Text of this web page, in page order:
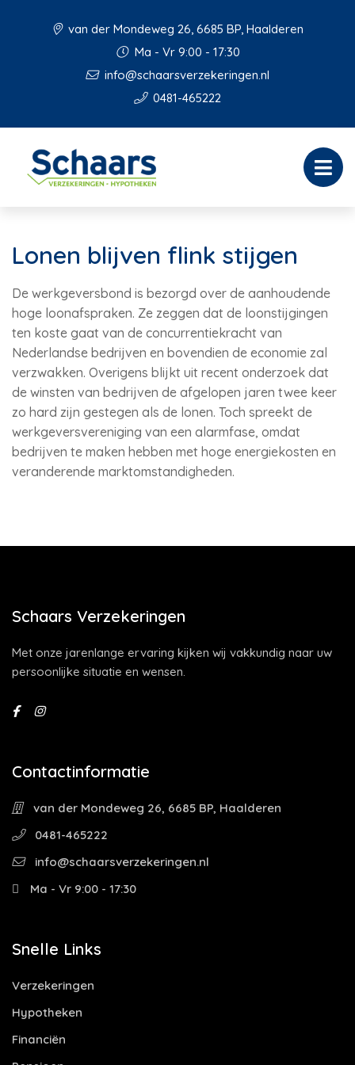
van der Mondeweg 26, 6685 BP, Haalderen
Ma - Vr 9:00 - 17:30
info@schaarsverzekeringen.nl
0481-465222
Lonen blijven flink stijgen
De werkgeversbond is bezorgd over de aanhoudende
hoge loonafspraken. Ze zeggen dat de loonstijgingen
ten koste gaat van de concurrentiekracht van
Nederlandse bedrijven en bovendien de economie zal
verzwakken. Overigens blijkt uit recent onderzoek dat
de winsten van bedrijven de afgelopen jaren twee keer
zo hard zijn gestegen als de lonen. Toch spreekt de
werkgeversvereniging van een alarmfase, omdat
bedrijven te maken hebben met hoge energiekosten en
veranderende marktomstandigheden.
Schaars Verzekeringen
Met onze jarenlange ervaring kijken wij vakkundig naar uw
persoonlijke situatie en wensen.
Contactinformatie
van der Mondeweg 26, 6685 BP, Haalderen
0481-465222
info@schaarsverzekeringen.nl
Ma - Vr 9:00 - 17:30
Snelle Links
Verzekeringen
Hypotheken
Financiën